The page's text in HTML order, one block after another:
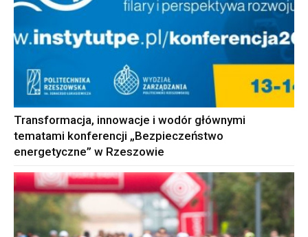
Transformacja, innowacje i wodór głównymi
tematami konferencji „Bezpieczeństwo
energetyczne” w Rzeszowie